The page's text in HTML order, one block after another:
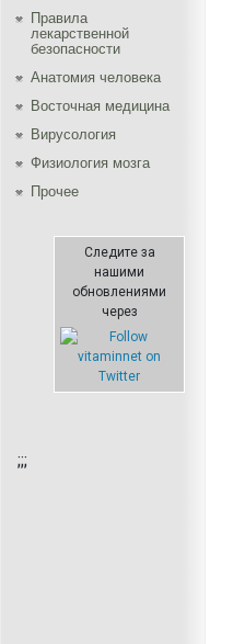
Правила
лекарственной
безопасности
Aнатомия человека
Восточная медицина
Вирусология
Физиология мозга
Прочее
Следите за
нашими
обновлениями
через
;;;